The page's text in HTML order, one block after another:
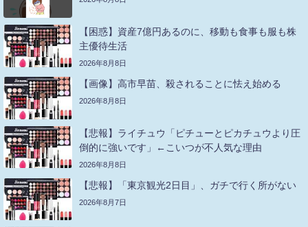
【困惑】資産7億円あるのに、移動も食事も服も株
主優待生活
2026年8月8日
【画像】高市早苗、殺されることに怯え始める
2026年8月8日
【悲報】ライチュウ「ピチューとピカチュウより圧
倒的に強いです」←こいつが不人気な理由
2026年8月8日
【悲報】「東京観光2日目」、ガチで行く所がない
2026年8月7日